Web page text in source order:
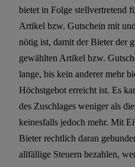
bietet in Folge stellvertretend
Artikel bzw. Gutschein mit
nötig ist, damit der Bieter der
gewählten Artikel bzw.
lange, bis kein anderer mehr
Höchstgebot erreicht ist. Es
des Zuschlages weniger als
keinesfalls jedoch mehr. Mit
Bieter rechtlich daran
allfällige Steuern bezahlen,